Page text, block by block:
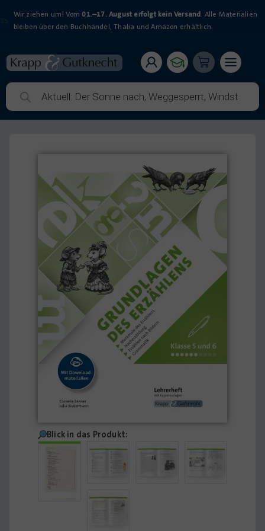
Wir ziehen um! Vom 01.–17. August erfolgt kein Versand. Alle Materialien
bleiben über den Buchhandel, Thalia und Amazon erhältlich.
Blick in das Produkt: